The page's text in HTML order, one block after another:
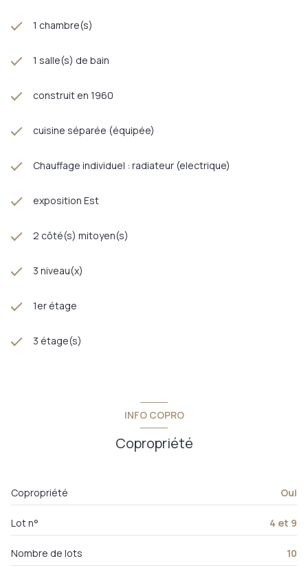
1 chambre(s)
1 salle(s) de bain
construit en 1960
cuisine séparée (équipée)
Chauffage individuel : radiateur (electrique)
exposition Est
2 côté(s) mitoyen(s)
3 niveau(x)
1er étage
3 étage(s)
INFO COPRO
Copropriété
Copropriété Oui
Lot n° 4 et 9
Nombre de lots 10